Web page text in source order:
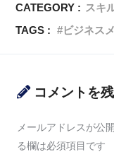
CATEGORY : スキ
TAGS :
ビジネス
コメントを
メールアドレスが公
る欄は必須項目です